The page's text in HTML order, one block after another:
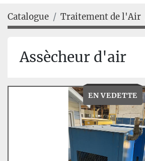
Catalogue Traitement de l'Air
Assècheur d'air
EN VEDETTE